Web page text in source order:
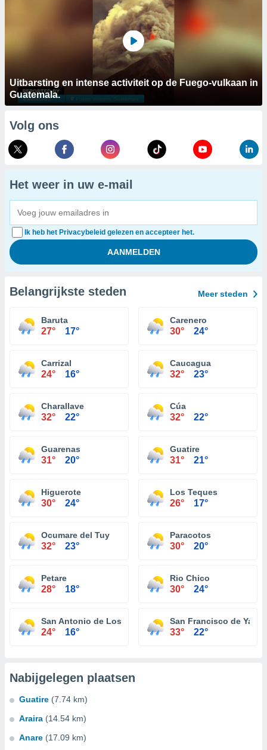
Uitbarsting en intense activiteit op de Fuego-vulkaan in
Guatemala.
Volg ons
Het weer in uw e-mail
Ik heb het Privacybeleid gelezen en accepteer het.
Belangrijkste steden Meer steden
Baruta
27° 17°
Carenero
30° 24°
Carrizal
24° 16°
Caucagua
32° 23°
Charallave
32° 22°
Cúa
32° 22°
Guarenas
31° 20°
Guatire
31° 21°
Higuerote
30° 24°
Los Teques
26° 17°
Ocumare del Tuy
32° 23°
Paracotos
30° 20°
Petare
28° 18°
Rio Chico
30° 24°
San Antonio de Los Altos
24° 16°
San Francisco de Yare
33° 22°
Nabijgelegen plaatsen
Guatire (7.74 km)
Araira (14.54 km)
Anare (17.09 km)